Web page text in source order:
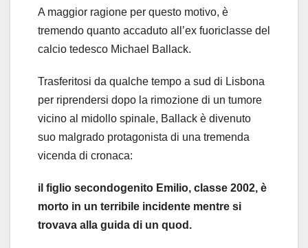
A maggior ragione per questo motivo, è
tremendo quanto accaduto all’ex fuoriclasse del
calcio tedesco Michael Ballack.
Trasferitosi da qualche tempo a sud di Lisbona
per riprendersi dopo la rimozione di un tumore
vicino al midollo spinale, Ballack è divenuto
suo malgrado protagonista di una tremenda
vicenda di cronaca:
il figlio secondogenito Emilio, classe 2002, è
morto in un terribile incidente mentre si
trovava alla guida di un quod.